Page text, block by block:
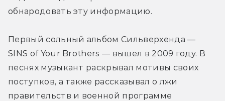
обнародовать эту информацию.
Первый сольный альбом Сильверхенда —
SINS of Your Brothers — вышел в 2009 году. В
песнях музыкант раскрывал мотивы своих
поступков, а также рассказывал о лжи
правительств и военной программе